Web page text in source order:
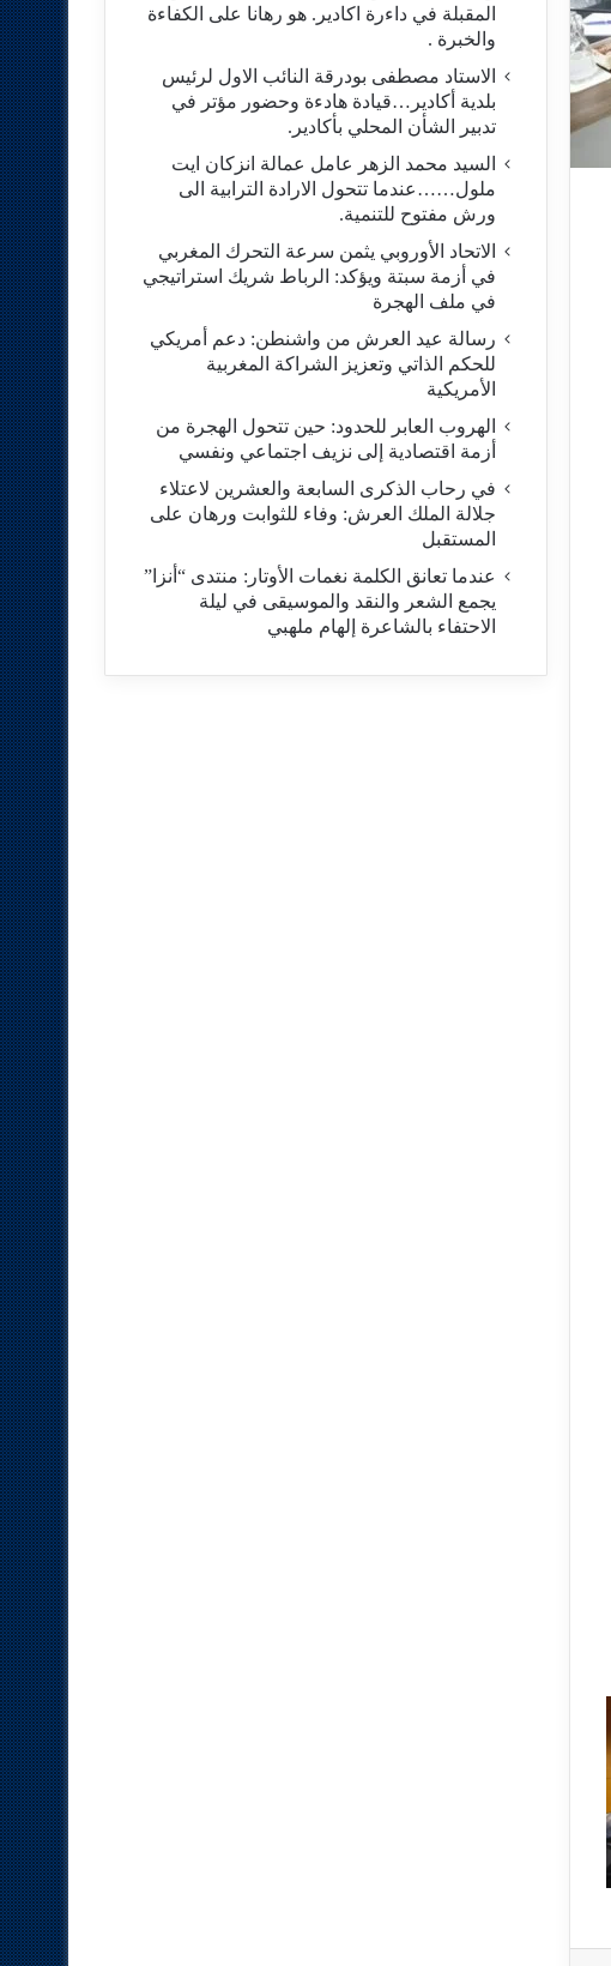
المقبلة في داءرة اكادير. هو رهانا على الكفاءة
والخبرة .
الاستاد مصطفى بودرقة النائب الاول لرئيس
بلدية أكادير…قيادة هادءة وحضور مؤتر في
تدبير الشأن المحلي بأكادير.
السيد محمد الزهر عامل عمالة انزكان ايت
ملول……عندما تتحول الارادة الترابية الى
ورش مفتوح للتنمية.
الاتحاد الأوروبي يثمن سرعة التحرك المغربي
في أزمة سبتة ويؤكد: الرباط شريك استراتيجي
في ملف الهجرة
رسالة عيد العرش من واشنطن: دعم أمريكي
للحكم الذاتي وتعزيز الشراكة المغربية
الأمريكية
​الهروب العابر للحدود: حين تتحول الهجرة من
أزمة اقتصادية إلى نزيف اجتماعي ونفسي
في رحاب الذكرى السابعة والعشرين لاعتلاء
جلالة الملك العرش: وفاء للثوابت ورهان على
المستقبل
​عندما تعانق الكلمة نغمات الأوتار: منتدى “أنزا”
يجمع الشعر والنقد والموسيقى في ليلة
الاحتفاء بالشاعرة إلهام ملهبي